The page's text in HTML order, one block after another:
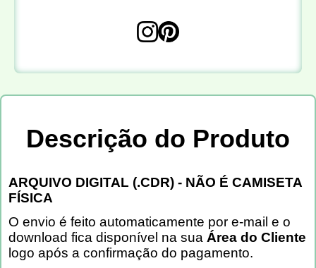
Descrição do Produto
ARQUIVO DIGITAL (.CDR) - NÃO É CAMISETA
FÍSICA
O envio é feito automaticamente por e-mail e o
download fica disponível na sua Área do Cliente
logo após a confirmação do pagamento.